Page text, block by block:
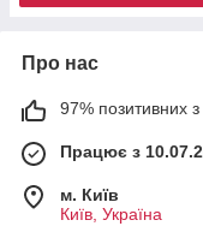
Про нас
97% позитивних з
Працює з
м. Київ
Київ, Україна